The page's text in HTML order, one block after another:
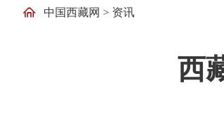
中国西藏网 > 资讯
西